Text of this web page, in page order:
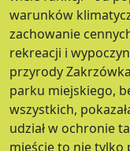
warunków
zachowanie
rekreacji i
przyrody
parku miejskiego,
wszystkich,
udział w ochronie
mieście to nie tylko